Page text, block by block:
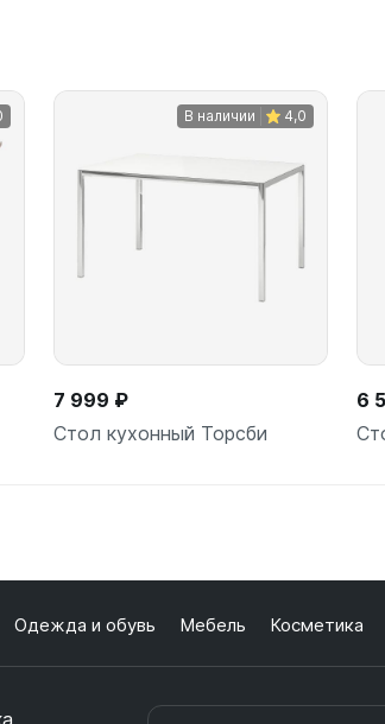
В наличии 4,0
7 999 ₽
Стол кухонный Торсби
6
Одежда и обувь Мебель Косметика